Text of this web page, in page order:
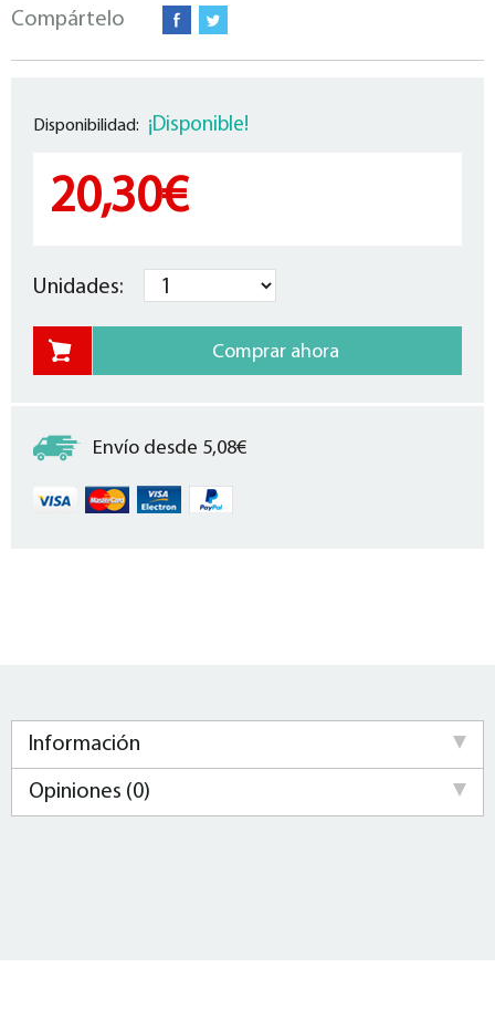
Compártelo
Disponibilidad: ¡Disponible!
20,30€
Unidades:
Envío desde 5,08€
Información
Opiniones (0)